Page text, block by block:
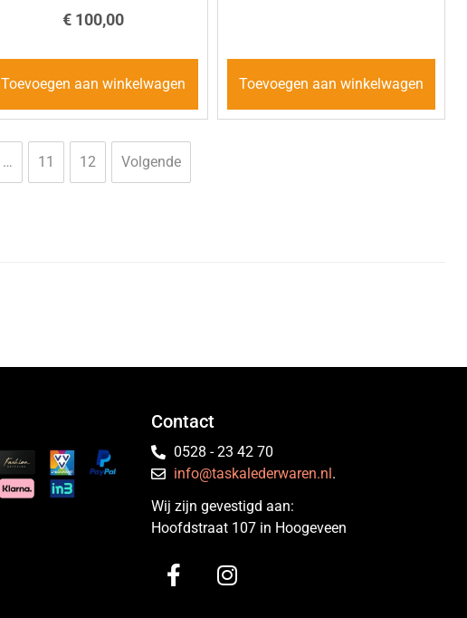
€ 100,00
Toevoegen aan winkelwagen Toevoegen aan winkelwagen
… 11 12 Volgende
Contact
0528 - 23 42 70
info@taskalederwaren.nl.
Wij zijn gevestigd aan:
Hoofdstraat 107 in Hoogeveen